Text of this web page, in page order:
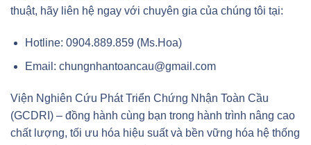
thuật, hãy liên hệ ngay với chuyên gia của chúng tôi tại:
Hotline: 0904.889.859 (Ms.Hoa)
Email: chungnhantoancau@gmail.com
Viện Nghiên Cứu Phát Triển Chứng Nhận Toàn Cầu
(GCDRI) – đồng hành cùng bạn trong hành trình nâng cao
chất lượng, tối ưu hóa hiệu suất và bền vững hóa hệ thống